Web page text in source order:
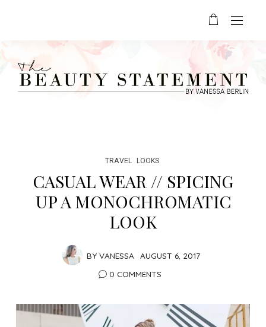
TRAVEL LOOKS
CASUAL WEAR // SPICING
UP A MONOCHROMATIC
LOOK
BY VANESSA
AUGUST 6, 2017
0 COMMENTS